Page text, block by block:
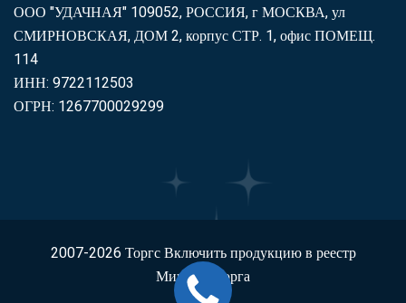
ООО "УДАЧНАЯ" 109052, РОССИЯ, г МОСКВА, ул
СМИРНОВСКАЯ, ДОМ 2, корпус СТР. 1, офис ПОМЕЩ.
114
ИНН: 9722112503
ОГРН: 1267700029299
2007-2026ТоргсВключить продукцию в реестр
Минпромторга